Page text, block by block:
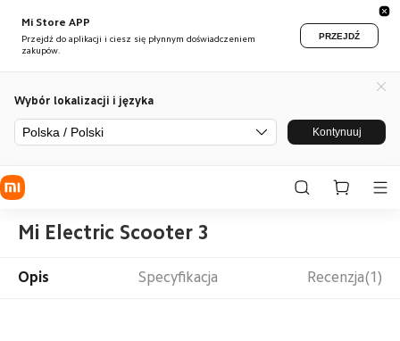
Mi Store APP
Przejdź do aplikacji i ciesz się płynnym doświadczeniem
zakupów.
PRZEJDŹ
Wybór lokalizacji i języka
Polska / Polski Kontynuuj
Mi Electric Scooter 3
Opis Specyfikacja Recenzja(1)